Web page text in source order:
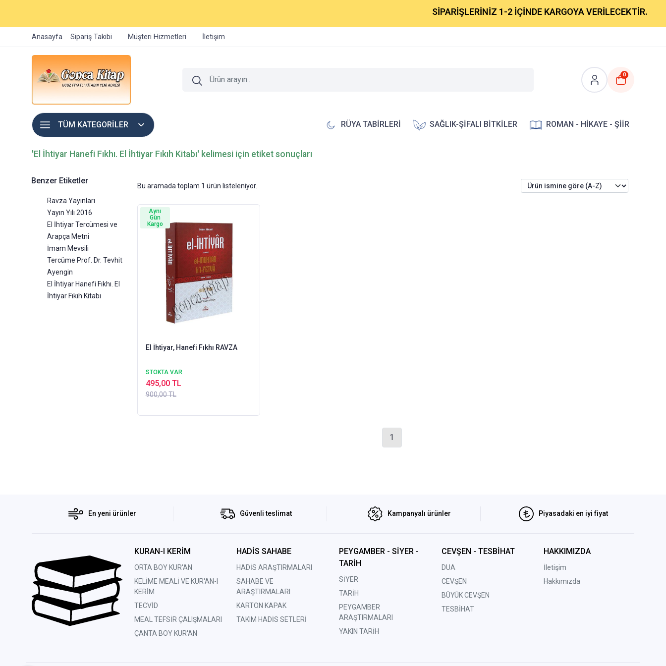
SİPARİŞLERİNİZ 1-2 İÇİNDE KARGOYA VERİLECEKTİR.
Anasayfa Sipariş Takibi Müşteri Hizmetleri İletişim
0
TÜM KATEGORİLER RÜYA TABİRLERİ SAĞLIK-ŞİFALI BİTKİLER ROMAN - HİKAYE - ŞİİR
'El İhtiyar Hanefi Fıkhı. El İhtiyar Fıkıh Kitabı' kelimesi için etiket sonuçları
Benzer Etiketler
Ravza Yayınları
Yayın Yılı 2016
El İhtiyar Tercümesi ve
Arapça Metni
İmam Mevsili
Tercüme Prof. Dr. Tevhit
Ayengin
El İhtiyar Hanefi Fıkhı. El
İhtiyar Fıkıh Kitabı
Bu aramada toplam 1 ürün listeleniyor.
El İhtiyar, Hanefi Fıkhı RAVZA
STOKTA VAR
900,00 TL
495,00 TL
Aynı
Gün
Kargo
1
En yeni ürünler Güvenli teslimat Kampanyalı ürünler Piyasadaki en iyi fiyat
KURAN-I KERİM
ORTA BOY KUR'AN
KELİME MEALİ VE KUR'AN-I
KERİM
TECVİD
MEAL TEFSİR ÇALIŞMALARI
ÇANTA BOY KUR'AN
HADİS SAHABE
HADİS ARAŞTIRMALARI
SAHABE VE
ARAŞTIRMALARI
KARTON KAPAK
TAKIM HADİS SETLERİ
PEYGAMBER - SİYER -
TARİH
SİYER
TARİH
PEYGAMBER
ARAŞTIRMALARI
YAKIN TARİH
CEVŞEN - TESBİHAT
DUA
CEVŞEN
BÜYÜK CEVŞEN
TESBİHAT
HAKKIMIZDA
İletişim
Hakkımızda